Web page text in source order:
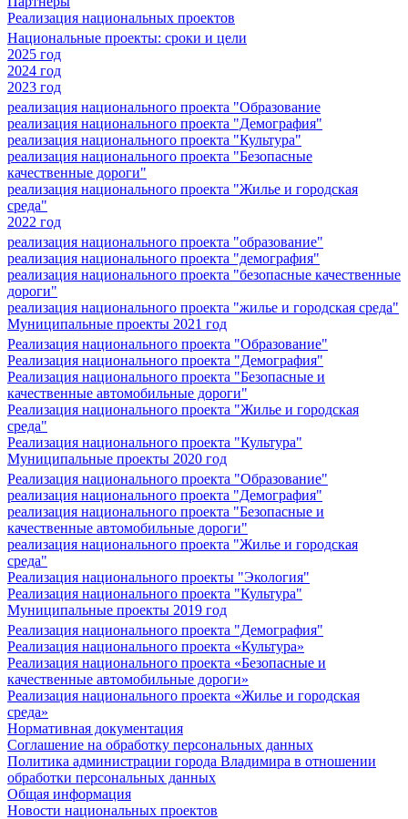
Реализация национальных проектов
Национальные проекты: сроки и цели
2025 год
2024 год
2023 год
реализация национального проекта "Образование
реализация национального проекта "Демография"
реализация национального проекта "Культура"
реализация национального проекта "Безопасные
качественные дороги"
реализация национального проекта "Жилье и городская
среда"
2022 год
реализация национального проекта "образование"
реализация национального проекта "демография"
реализация национального проекта "безопасные качественные
дороги"
реализация национального проекта "жилье и городская среда"
Муниципальные проекты 2021 год
Реализация национального проекта "Образование"
Реализация национального проекта "Демография"
Реализация национального проекта "Безопасные и
качественные автомобильные дороги"
Реализация национального проекта "Жилье и городская
среда"
Реализация национального проекта "Культура"
Муниципальные проекты 2020 год
Реализация национального проекта "Образование"
реализация национального проекта "Демография"
реализация национального проекта "Безопасные и
качественные автомобильные дороги"
реализация национального проекта "Жилье и городская
среда"
Реализация национального проекты "Экология"
Реализация национального проекта "Культура"
Муниципальные проекты 2019 год
Реализация национального проекта "Демография"
Реализация национального проекта «Культура»
Реализация национального проекта «Безопасные и
качественные автомобильные дороги»
Реализация национального проекта «Жилье и городская
среда»
Нормативная документация
Соглашение на обработку персональных данных
Политика администрации города Владимира в отношении
обработки персональных данных
Общая информация
Новости национальных проектов